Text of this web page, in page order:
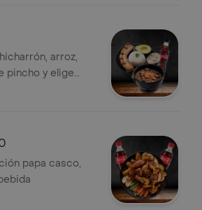
arroz,
pincho y elige
papa casco,